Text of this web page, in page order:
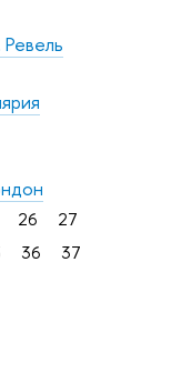
26
27
36
37